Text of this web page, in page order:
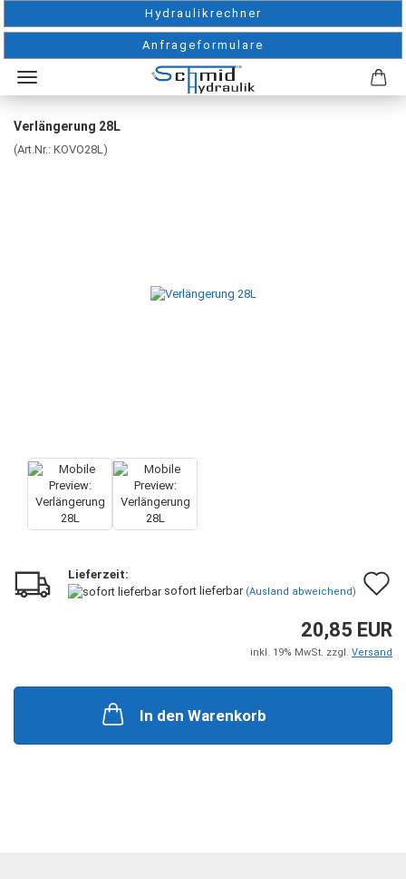
Hydraulikrechner
Anfrageformulare
Verlängerung 28L
(Art.Nr.: KOVO28L)
Lieferzeit:
sofort lieferbar (Ausland abweichend)
20,85 EUR
inkl. 19% MwSt. zzgl. Versand
In den Warenkorb